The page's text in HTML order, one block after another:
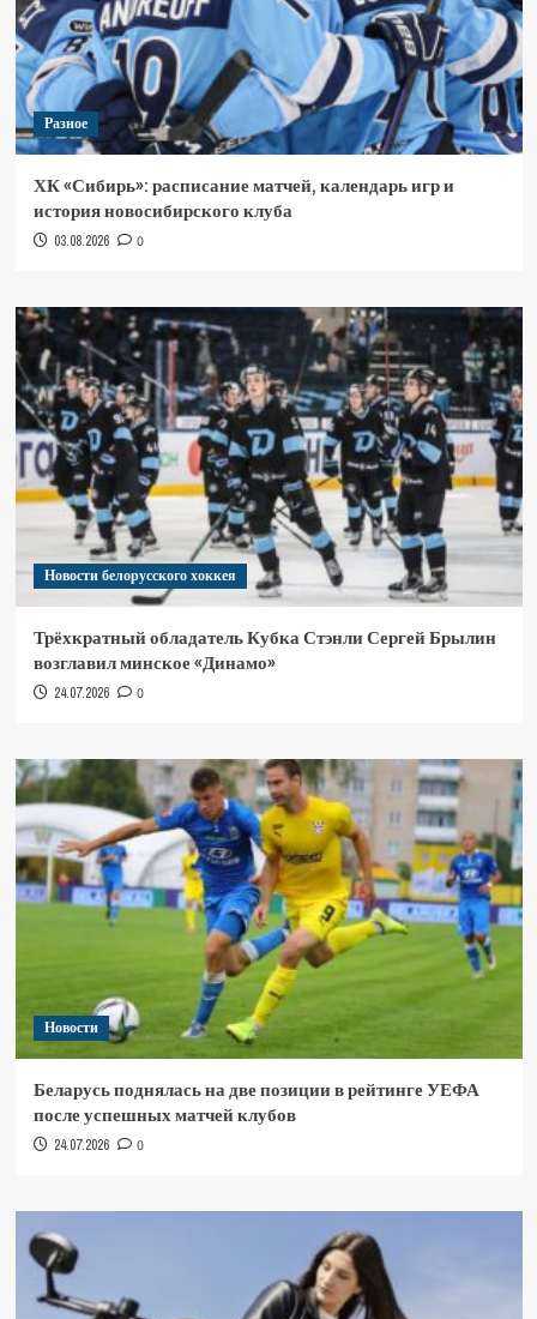
Разное
ХК «Сибирь»: расписание матчей, календарь игр и
история новосибирского клуба
03.08.2026 0
Новости белорусского хоккея
Трёхкратный обладатель Кубка Стэнли Сергей Брылин
возглавил минское «Динамо»
24.07.2026 0
Новости
Беларусь поднялась на две позиции в рейтинге УЕФА
после успешных матчей клубов
24.07.2026 0